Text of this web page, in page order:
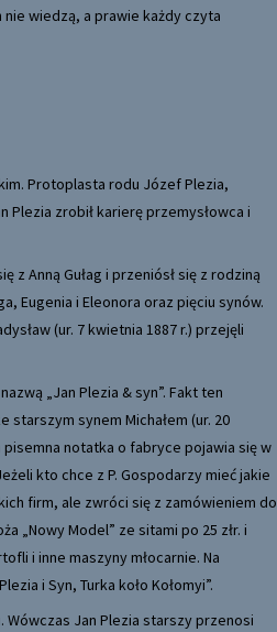
wiedzą, a prawie każdy czyta
Protoplasta rodu Józef Plezia,
Plezia zrobił karierę przemysłowca i
z Anną Gułag i przeniósł się z rodziną
Eugenia i Eleonora oraz pięciu synów.
(ur. 7 kwietnia 1887 r.) przejęli
„Jan Plezia & syn”. Fakt ten
synem Michałem (ur. 20
notatka o fabryce pojawia się w
kto chce z P. Gospodarzy mieć jakie
firm, ale zwróci się z zamówieniem do
„Nowy Model” ze sitami po 25 złr. i
i inne maszyny młocarnie. Na
i Syn, Turka koło Kołomyi”.
Wówczas Jan Plezia starszy przenosi